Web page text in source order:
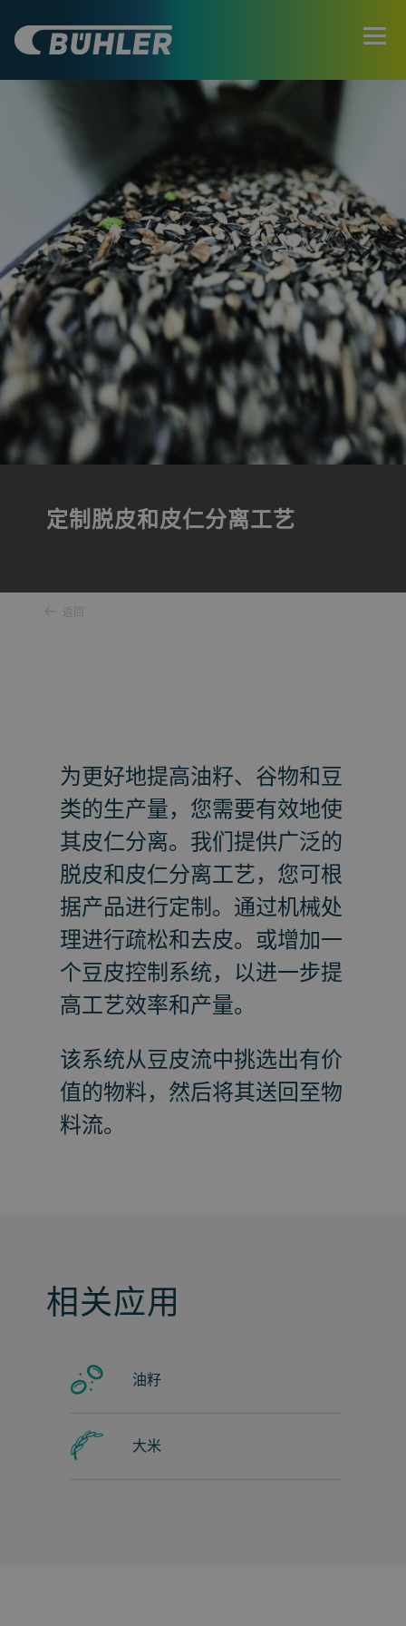
定制脱皮和皮仁分离工艺
返回
为更好地提高油籽、谷物和豆
类的生产量，您需要有效地使
其皮仁分离。我们提供广泛的
脱皮和皮仁分离工艺，您可根
据产品进行定制。通过机械处
理进行疏松和去皮。或增加一
个豆皮控制系统，以进一步提
高工艺效率和产量。
该系统从豆皮流中挑选出有价
值的物料，然后将其送回至物
料流。
相关应用
油籽
大米